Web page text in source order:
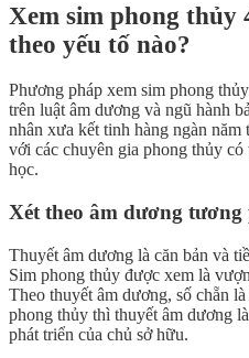
Xem sim phong thủy
theo yếu tố nào?
Phương pháp xem sim phong
trên luật âm dương và ngũ hành
nhân xưa kết tinh hàng ngàn
với các chuyên gia phong thủy
học.
Xét theo âm dương tương
Thuyết âm dương là căn bản và
Sim phong thủy được xem là
Theo thuyết âm dương, số chẵn
phong thủy thì thuyết âm dương
phát triển của chủ sở hữu.